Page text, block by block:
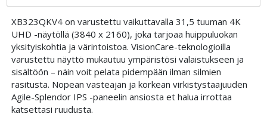
XB323QKV4 on varustettu vaikuttavalla 31,5 tuuman 4K
UHD -näytöllä (3840 x 2160), joka tarjoaa huippuluokan
yksityiskohtia ja värintoistoa. VisionCare-teknologioilla
varustettu näyttö mukautuu ympäristösi valaistukseen ja
sisältöön – näin voit pelata pidempään ilman silmien
rasitusta. Nopean vasteajan ja korkean virkistystaajuuden
Agile-Splendor IPS -paneelin ansiosta et halua irrottaa
katsettasi ruudusta.